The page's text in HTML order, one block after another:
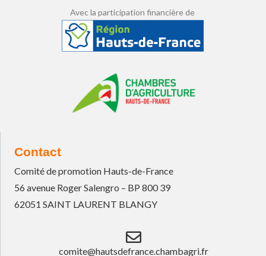
Avec la participation financière de
Contact
Comité de promotion Hauts-de-France
56 avenue Roger Salengro – BP 800 39
62051 SAINT LAURENT BLANGY
comite@hautsdefrance.chambagri.fr